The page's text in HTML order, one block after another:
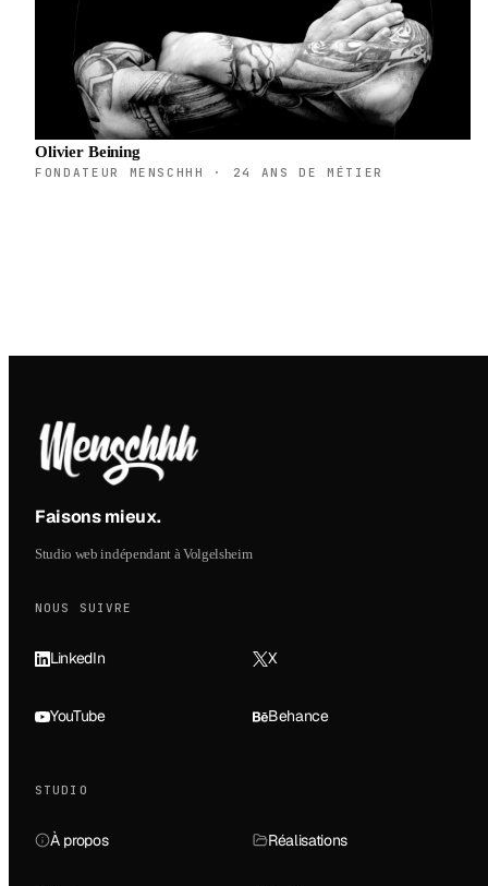
Olivier Beining
FONDATEUR MENSCHHH · 24 ANS DE MÉTIER
Faisons mieux.
Studio web indépendant à Volgelsheim
NOUS SUIVRE
LinkedIn X
YouTube Behance
STUDIO
À propos Réalisations